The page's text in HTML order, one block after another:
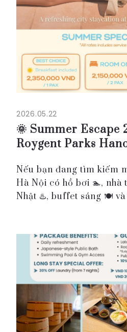
2026.05.22
🌞 Summer Escape
Roygent Parks
Nếu bạn đang tìm kiếm
Hà Nội có hồ bơi 🏊, nhà
Nhật ♨️, buffet sáng 🍽️
lựa chọn phù h...